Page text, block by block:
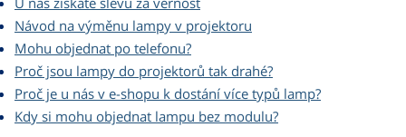
Návod na výměnu lampy v projektoru
Mohu objednat po telefonu?
Proč jsou lampy do projektorů tak drahé?
Proč je u nás v e-shopu k dostání více typů lamp?
Kdy si mohu objednat lampu bez modulu?